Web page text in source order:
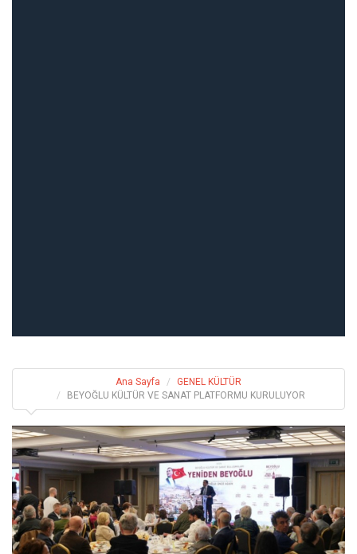
Ana Sayfa
GENEL KÜLTÜR
BEYOĞLU KÜLTÜR VE SANAT PLATFORMU KURULUYOR